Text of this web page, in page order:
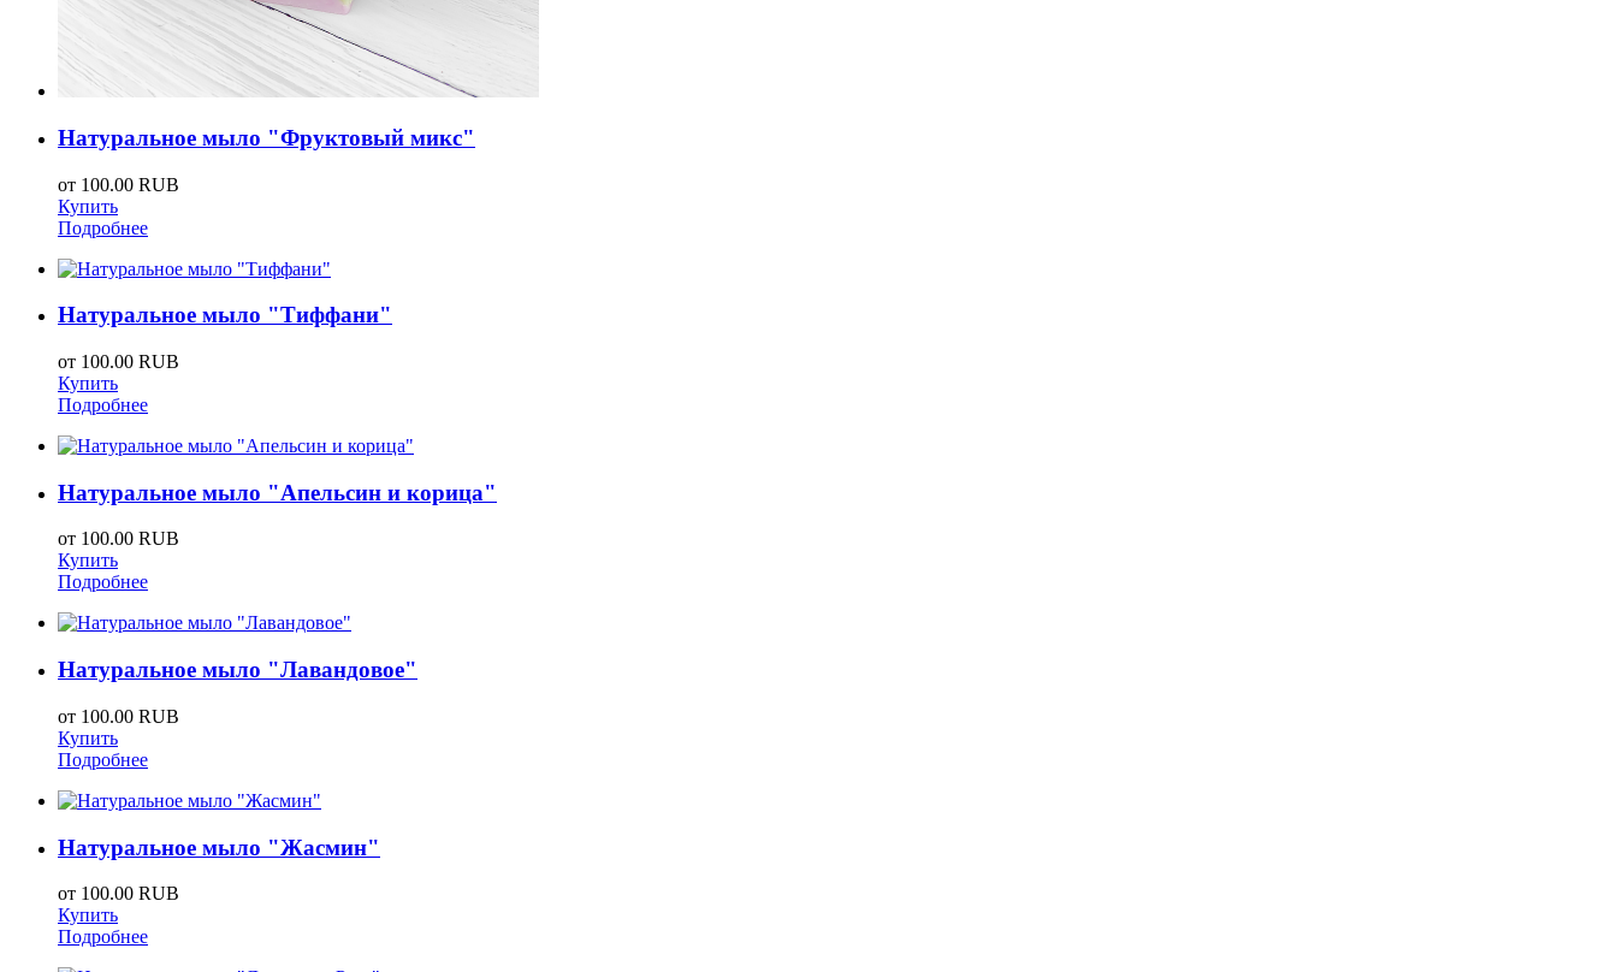
Натуральное мыло "Фруктовый микс"
от 100.00 RUB
Купить
Подробнее
Натуральное мыло "Тиффани"
от 100.00 RUB
Купить
Подробнее
Натуральное мыло "Апельсин и корица"
от 100.00 RUB
Купить
Подробнее
Натуральное мыло "Лавандовое"
от 100.00 RUB
Купить
Подробнее
Натуральное мыло "Жасмин"
от 100.00 RUB
Купить
Подробнее